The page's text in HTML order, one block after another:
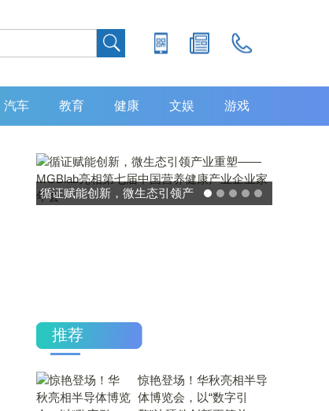
汽车 教育 健康 文娱 游戏
循证赋能创新，微生态引领产
推荐
惊艳登场！华秋亮相半导
体博览会，以“数字引